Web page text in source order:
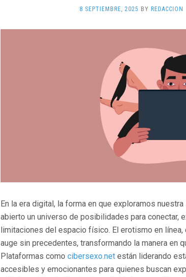
8 SEPTIEMBRE, 2025 BY REDACCION
En la era digital, la forma en que exploramos
abierto un universo de posibilidades para conectar,
limitaciones del espacio físico. El erotismo en
auge sin precedentes, transformando la manera en
Plataformas como cibersexo.net están liderando
accesibles y emocionantes para quienes buscan